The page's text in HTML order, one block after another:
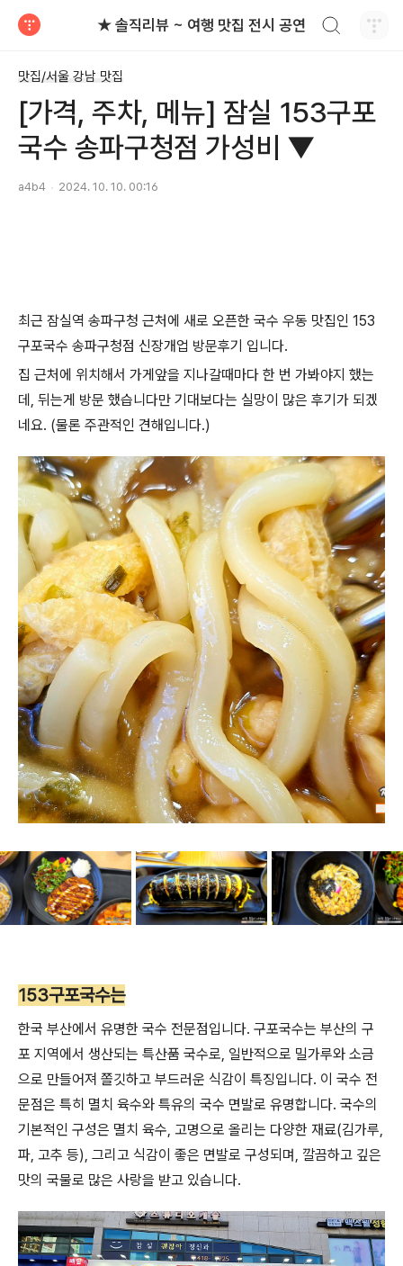
★ 솔직리뷰 ~ 여행 맛집 전시 공연
맛집/서울 강남 맛집
[가격, 주차, 메뉴] 잠실 153구포
국수 송파구청점 가성비 ▼
a4b4 2024. 10. 10. 00:16
최근 잠실역 송파구청 근처에 새로 오픈한 국수 우동 맛집인 153
구포국수 송파구청점 신장개업 방문후기 입니다.
집 근처에 위치해서 가게앞을 지나갈때마다 한 번 가봐야지 했는
데, 뒤는게 방문 했습니다만 기대보다는 실망이 많은 후기가 되겠
네요. (물론 주관적인 견해입니다.)
153구포국수는
한국 부산에서 유명한 국수 전문점입니다. 구포국수는 부산의 구
포 지역에서 생산되는 특산품 국수로, 일반적으로 밀가루와 소금
으로 만들어져 쫄깃하고 부드러운 식감이 특징입니다. 이 국수 전
문점은 특히 멸치 육수와 특유의 국수 면발로 유명합니다. 국수의
기본적인 구성은 멸치 육수, 고명으로 올리는 다양한 재료(김가루,
파, 고추 등), 그리고 식감이 좋은 면발로 구성되며, 깔끔하고 깊은
맛의 국물로 많은 사랑을 받고 있습니다.